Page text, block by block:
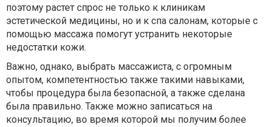
поэтому растет спрос не только к клиникам
эстетической медицины, но и к спа салонам, которые с
помощью массажа помогут устранить некоторые
недостатки кожи.
Важно, однако, выбрать массажиста, с огромным
опытом, компетентностью также такими навыками,
чтобы процедура была безопасной, а также сделана
была правильно. Также можно записаться на
консультацию, во время которой мы получим более